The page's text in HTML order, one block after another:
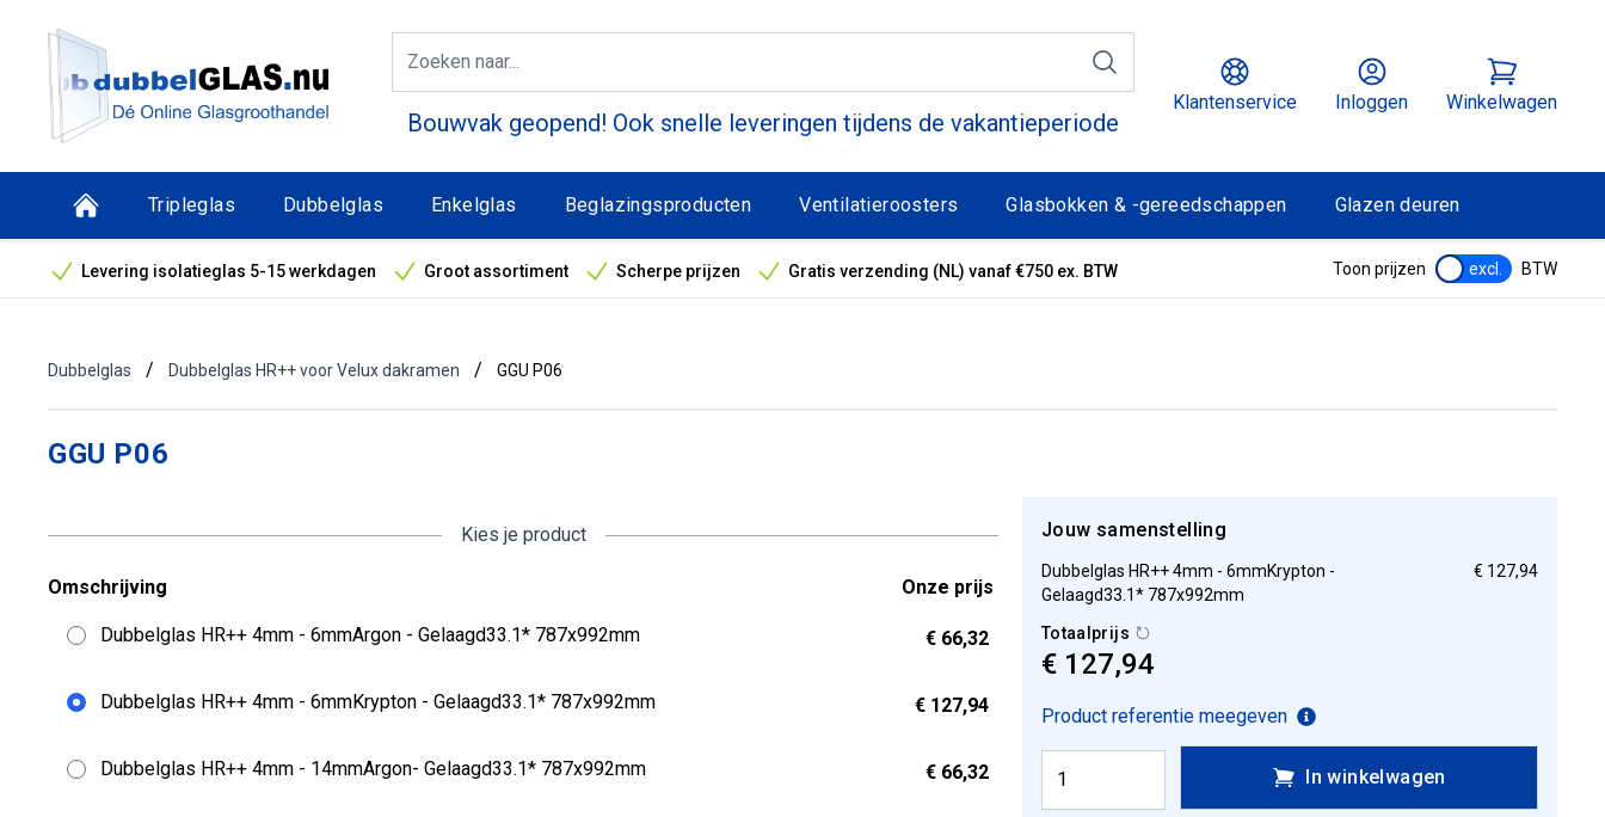
Bouwvak geopend! Ook snelle leveringen tijdens de vakantieperiode
Klantenservice Inloggen Winkelwagen
Tripleglas Dubbelglas Enkelglas Beglazingsproducten Ventilatieroosters Glasbokken & -gereedschappen Glazen deuren
Levering isolatieglas 5-15 werkdagen Groot assortiment Scherpe prijzen
Gratis verzending (NL) vanaf €750 ex. BTW
Bouwvak geopend! Óók snelle leveringen tijdens de vakantieperiode
Toon prijzen excl. BTW
Dubbelglas / Dubbelglas HR++ voor Velux dakramen / GGU P06
GGU P06
Kies je product
Omschrijving Onze prijs
Dubbelglas HR++ 4mm - 6mmArgon - Gelaagd33.1* 787x992mm € 66,32
Dubbelglas HR++ 4mm - 6mmKrypton - Gelaagd33.1* 787x992mm € 127,94
Dubbelglas HR++ 4mm - 14mmArgon- Gelaagd33.1* 787x992mm € 66,32
Jouw samenstelling
Dubbelglas HR++ 4mm - 6mmKrypton -
Gelaagd33.1* 787x992mm
€ 127,94
Totaalprijs
€ 127,94
Product referentie meegeven
In winkelwagen